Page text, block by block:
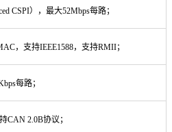
CSPI），最大52Mbps每路；
，支持IEEE1588，支持RMII；
每路；
CAN 2.0B协议；